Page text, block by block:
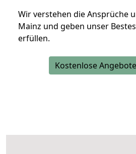
Wir verstehen die Ansprüche
Mainz und geben unser
erfüllen.
Kostenlose